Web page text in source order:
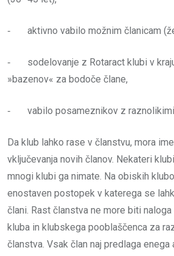
‐ aktivno vabilo možnim članicam
‐ sodelovanje z Rotaract klubi v
»bazenov« za bodoče člane,
‐ vabilo posameznikov z raznolikimi
Da klub lahko rase v članstvu, mora
vključevanja novih članov. Nekateri
mnogi klubi ga nimate. Na obiskih
enostaven postopek v katerega se
člani. Rast članstva ne more biti
kluba in klubskega pooblaščenca za
članstva. Vsak član naj predlaga enega